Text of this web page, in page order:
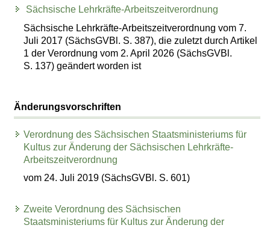
Sächsische Lehrkräfte-Arbeitszeitverordnung
Sächsische Lehrkräfte-Arbeitszeitverordnung vom 7.
Juli 2017 (SächsGVBl. S. 387), die zuletzt durch Artikel
1 der Verordnung vom 2. April 2026 (SächsGVBl.
S. 137) geändert worden ist
Änderungsvorschriften
Verordnung des Sächsischen Staatsministeriums für
Kultus zur Änderung der Sächsischen Lehrkräfte-
Arbeitszeitverordnung
vom 24. Juli 2019 (SächsGVBl. S. 601)
Zweite Verordnung des Sächsischen
Staatsministeriums für Kultus zur Änderung der